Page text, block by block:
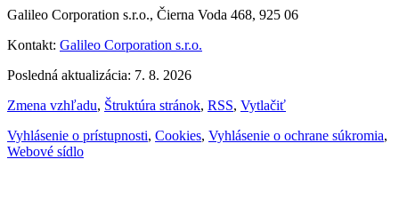
Galileo Corporation s.r.o., Čierna Voda 468, 925 06
Kontakt: Galileo Corporation s.r.o.
Posledná aktualizácia: 7. 8. 2026
Zmena vzhľadu, Štruktúra stránok, RSS, Vytlačiť
Vyhlásenie o prístupnosti, Cookies, Vyhlásenie o ochrane súkromia,
Webové sídlo